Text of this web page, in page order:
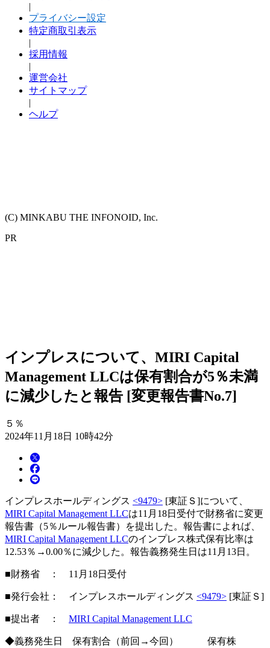
|
プライバシー設定
特定商取引表示
|
採用情報
|
運営会社
サイトマップ
|
ヘルプ
(C) MINKABU THE INFONOID, Inc.
PR
インプレスについて、MIRI Capital
Management LLCは保有割合が5％未満
に減少したと報告 [変更報告書No.7]
５％
2024年11月18日 10時42分
インプレスホールディングス <9479> [東証Ｓ]について、
MIRI Capital Management LLCは11月18日受付で財務省に変更
報告書（5％ルール報告書）を提出した。報告書によれば、
MIRI Capital Management LLCのインプレス株式保有比率は
12.53％→0.00％に減少した。報告義務発生日は11月13日。
■財務省 ： 11月18日受付
■発行会社： インプレスホールディングス <9479> [東証Ｓ]
■提出者 ： MIRI Capital Management LLC
◆義務発生日 保有割合（前回→今回） 保有株